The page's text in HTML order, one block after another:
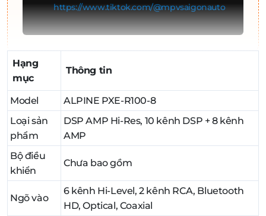
https://www.tiktok.com/@mpvsaigonauto
Hạng
mục
Thông tin
Model
ALPINE PXE-R100-8
Loại sản
phẩm
DSP AMP Hi-Res, 10 kênh DSP + 8 kênh
AMP
Bộ điều
khiển
Chưa bao gồm
Ngõ vào
6 kênh Hi-Level, 2 kênh RCA, Bluetooth
HD, Optical, Coaxial